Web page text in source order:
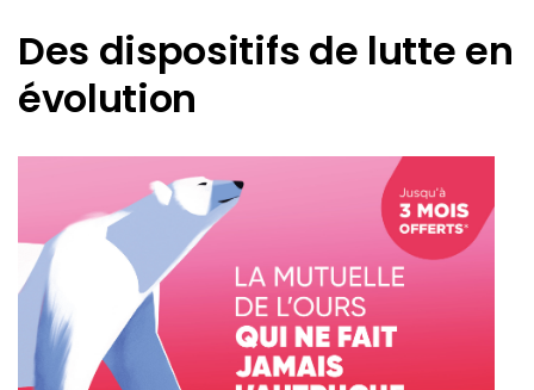
Des dispositifs de lutte en
évolution